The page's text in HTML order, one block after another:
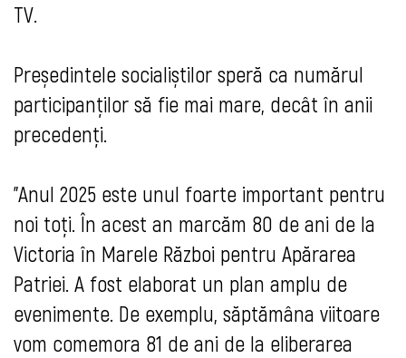
TV.
Președintele socialiștilor speră ca numărul
participanților să fie mai mare, decât în anii
precedenți.
”Anul 2025 este unul foarte important pentru
noi toți. În acest an marcăm 80 de ani de la
Victoria în Marele Război pentru Apărarea
Patriei. A fost elaborat un plan amplu de
evenimente. De exemplu, săptămâna viitoare
vom comemora 81 de ani de la eliberarea